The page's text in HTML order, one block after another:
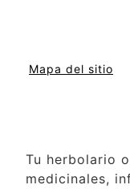
Mapa del sitio
Tu herbolario
medicinales,